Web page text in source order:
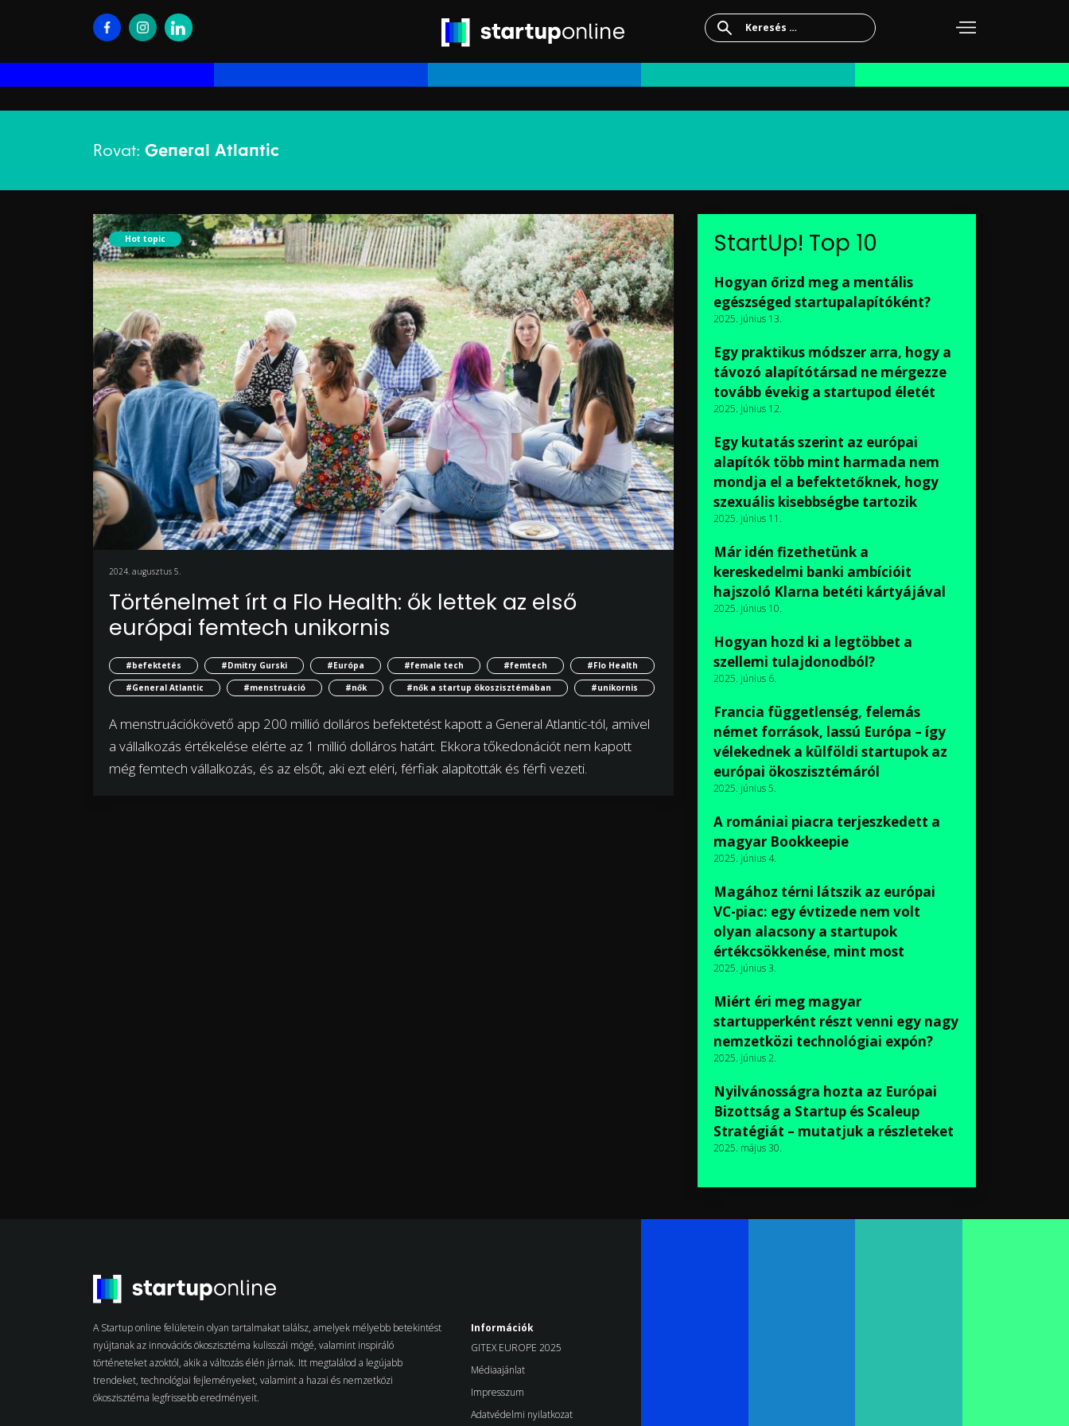
Keresés:
Rovat: General Atlantic
Hot topic
2024. augusztus 5.
Történelmet írt a Flo Health: ők lettek az első
európai femtech unikornis
#befektetés #Dmitry Gurski #Európa #female tech #femtech
#Flo Health
#General Atlantic
#menstruáció #nők #nők a startup ökoszisztémában #unikornis
A menstruációkövető app 200 millió dolláros befektetést kapott a General Atlantic-tól, amivel
a vállalkozás értékelése elérte az 1 millió dolláros határt. Ekkora tőkedonációt nem kapott
még femtech vállalkozás, és az elsőt, aki ezt eléri, férfiak alapították és férfi vezeti.
StartUp! Top 10
Hogyan őrizd meg a mentális
egészséged startupalapítóként?
2025. június 13.
Egy praktikus módszer arra, hogy a
távozó alapítótársad ne mérgezze
tovább évekig a startupod életét
2025. június 12.
Egy kutatás szerint az európai
alapítók több mint harmada nem
mondja el a befektetőknek, hogy
szexuális kisebbségbe tartozik
2025. június 11.
Már idén fizethetünk a
kereskedelmi banki ambícióit
hajszoló Klarna betéti kártyájával
2025. június 10.
Hogyan hozd ki a legtöbbet a
szellemi tulajdonodból?
2025. június 6.
Francia függetlenség, felemás
német források, lassú Európa – így
vélekednek a külföldi startupok az
európai ökoszisztémáról
2025. június 5.
A romániai piacra terjeszkedett a
magyar Bookkeepie
2025. június 4.
Magához térni látszik az európai
VC-piac: egy évtizede nem volt
olyan alacsony a startupok
értékcsökkenése, mint most
2025. június 3.
Miért éri meg magyar
startupperként részt venni egy nagy
nemzetközi technológiai expón?
2025. június 2.
Nyilvánosságra hozta az Európai
Bizottság a Startup és Scaleup
Stratégiát – mutatjuk a részleteket
2025. május 30.
A Startup online felületein olyan tartalmakat találsz, amelyek mélyebb betekintést
nyújtanak az innovációs ökoszisztéma kulisszái mögé, valamint inspiráló
történeteket azoktól, akik a változás élén járnak. Itt megtalálod a legújabb
trendeket, technológiai fejleményeket, valamint a hazai és nemzetközi
ökoszisztéma legfrissebb eredményeit.
Információk
GITEX EUROPE 2025
Médiaajánlat
Impresszum
Adatvédelmi nyilatkozat